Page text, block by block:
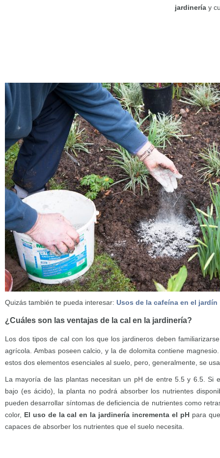
jardinería y
Quizás también te pueda interesar: Usos de la cafeína en el jardín
¿Cuáles son las ventajas de la cal en la jardinería?
Los dos tipos de cal con los que los jardineros deben
agrícola. Ambas poseen calcio, y la de dolomita contiene
estos dos elementos esenciales al suelo, pero, generalmente, se
La mayoría de las plantas necesitan un pH de entre 5.5 y 6.5. Si
bajo (es ácido), la planta no podrá absorber los nutrientes
pueden desarrollar síntomas de deficiencia de nutrientes como
color, El uso de la cal en la jardinería incrementa el pH para
capaces de absorber los nutrientes que el suelo necesita.